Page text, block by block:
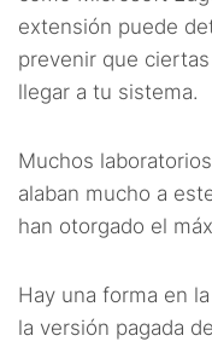
extensión puede
prevenir que
llegar a tu sistema.
Muchos
alaban mucho a
han otorgado el
Hay una forma en
la versión pagada